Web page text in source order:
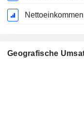
Nettoeinkommen
Geografische